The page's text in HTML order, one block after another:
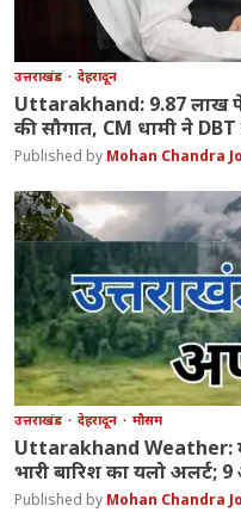
उत्तराखंड देहरादून
Uttarakhand: 9.87 लाख
की सौगात, CM धामी ने
Mohan Chandra
उत्तराखंड देहरादून मौसम
Uttarakhand Weather:
भारी बारिश का यलो अलर्ट;
Mohan Chandra